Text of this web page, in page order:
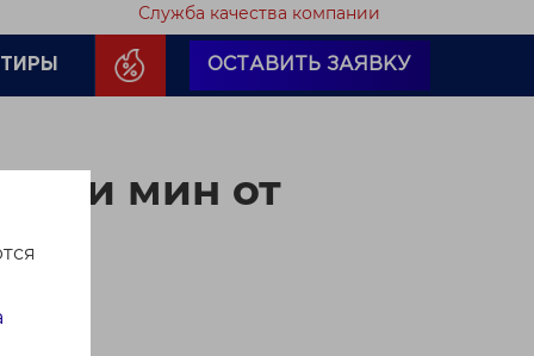
Служба качества компании
ОСТАВИТЬ ЗАЯВКУ
ми мин от